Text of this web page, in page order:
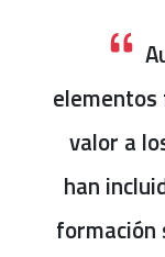
valor a
han
formación